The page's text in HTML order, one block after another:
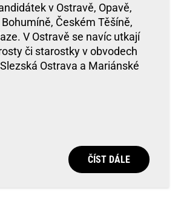
v Ostravě, Opavě,
Českém Těšíně,
V Ostravě se navíc utkají
či starostky v obvodech
Ostrava a Mariánské
ČÍST DÁLE